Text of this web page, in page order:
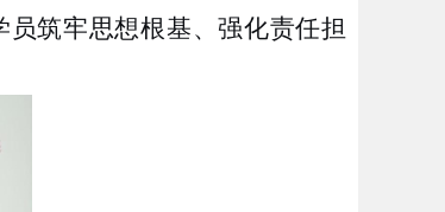
筑牢思想根基、强化责任担